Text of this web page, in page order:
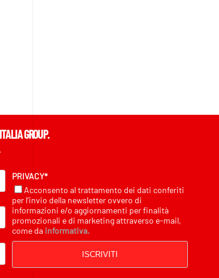
GROUP.
PRIVACY*
Acconsento al trattamento dei dati conferiti
per l’invio della newsletter ovvero di
informazioni e/o aggiornamenti per finalità
promozionali e di marketing attraverso e-mail,
come da informativa.
ISCRIVITI